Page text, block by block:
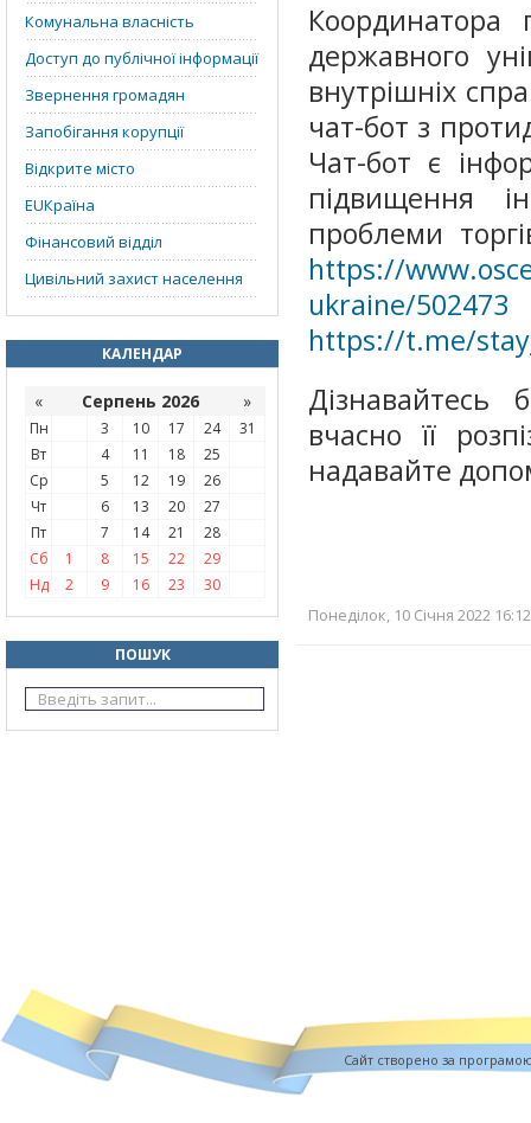
Комунальна власність
Доступ до публічної інформації
Звернення громадян
Запобігання корупції
Відкрите місто
EUКраїна
Фінансовий відділ
Цивільний захист населення
КАЛЕНДАР
« Серпень 2026 »
Пн 3 10 17 24
31
Вт
4 11 18
25
Ср
5 12 19
26
Чт
6 13 20
27
Пт
7 14 21
28
Сб
1 8 15 22
29
Нд
2 9 16 23 30
ПОШУК
Координатора
державного
внутрішніх
чат-бот з
Чат-бот є
підвищення
проблеми
https://
ukraine/502473
https://t.me/
Дізнавайтесь
вчасно її
надавайте
Понеділок, 10 Січня 2022
Cайт створено за